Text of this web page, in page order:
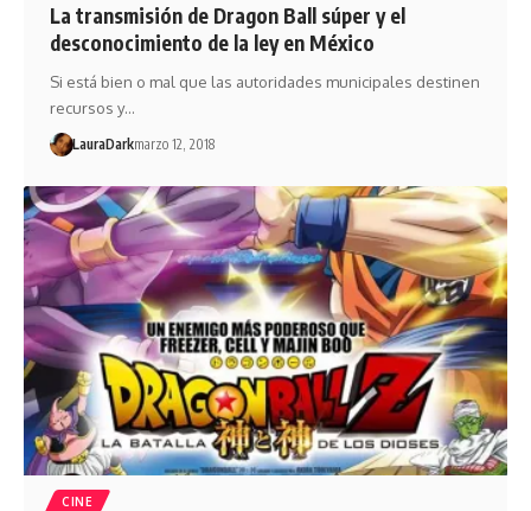
La transmisión de Dragon Ball súper y el
desconocimiento de la ley en México
Si está bien o mal que las autoridades municipales destinen
recursos y…
LauraDarkmarzo 12, 2018
CINE